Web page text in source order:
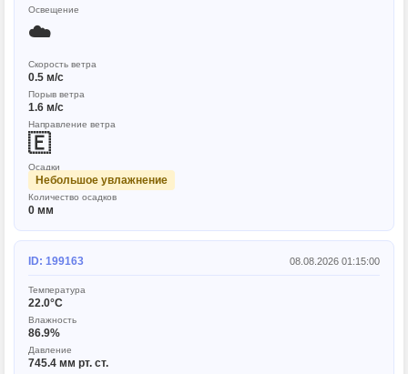
Освещение
☁️
Скорость ветра
0.5 м/с
Порыв ветра
1.6 м/с
Направление ветра
🇪
Осадки
Небольшое увлажнение
Количество осадков
0 мм
ID: 199163 08.08.2026 01:15:00
Температура
22.0°C
Влажность
86.9%
Давление
745.4 мм рт. ст.